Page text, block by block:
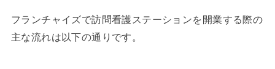
フランチャイズで訪問看護ステーションを開業する際の
主な流れは以下の通りです。